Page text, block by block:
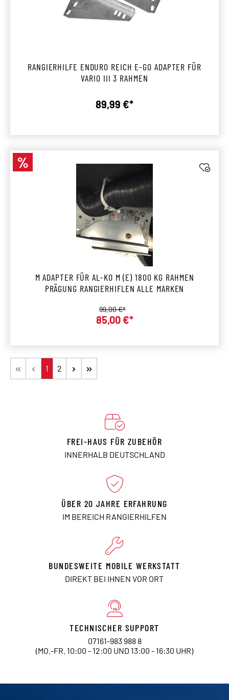
RANGIERHILFE ENDURO REICH E-GO ADAPTER FÜR
VARIO III 3 RAHMEN
Regulärer Preis:
89,99 €*
Rabatt
%
M ADAPTER FÜR AL-KO M (E) 1800 KG RAHMEN
PRÄGUNG RANGIERHIFLEN ALLE MARKEN
Verkaufspreis:
85,00 €*
Regulärer Preis:
99,00 €*
Seite
1 Seite
2
FREI-HAUS FÜR ZUBEHÖR
INNERHALB DEUTSCHLAND
ÜBER 20 JAHRE ERFAHRUNG
IM BEREICH RANGIERHILFEN
BUNDESWEITE MOBILE WERKSTATT
DIREKT BEI IHNEN VOR ORT
TECHNISCHER SUPPORT
07161-983 988 8
(MO.-FR. 10:00 - 12:00 UND 13:00 - 16:30 UHR)